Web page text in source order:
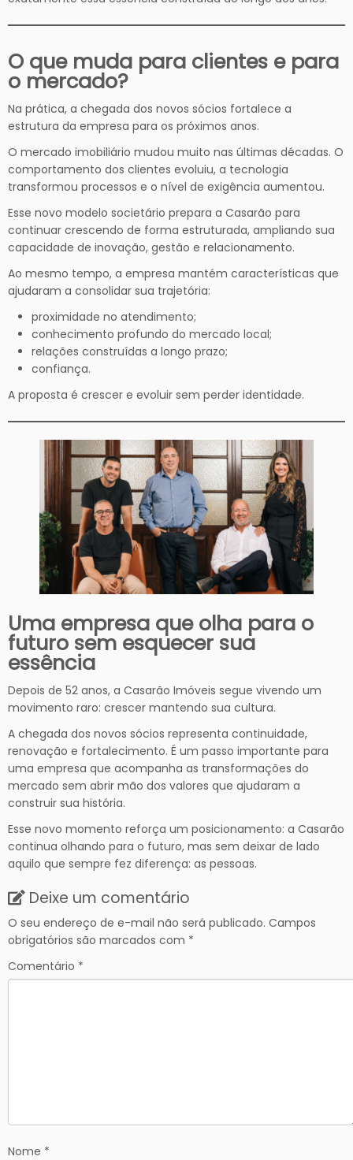
O que muda para clientes e para
o mercado?
Na prática, a chegada dos novos sócios fortalece a
estrutura da empresa para os próximos anos.
O mercado imobiliário mudou muito nas últimas décadas. O
comportamento dos clientes evoluiu, a tecnologia
transformou processos e o nível de exigência aumentou.
Esse novo modelo societário prepara a Casarão para
continuar crescendo de forma estruturada, ampliando sua
capacidade de inovação, gestão e relacionamento.
Ao mesmo tempo, a empresa mantém características que
ajudaram a consolidar sua trajetória:
proximidade no atendimento;
conhecimento profundo do mercado local;
relações construídas a longo prazo;
confiança.
A proposta é crescer e evoluir sem perder identidade.
Uma empresa que olha para o
futuro sem esquecer sua
essência
Depois de 52 anos, a Casarão Imóveis segue vivendo um
movimento raro: crescer mantendo sua cultura.
A chegada dos novos sócios representa continuidade,
renovação e fortalecimento. É um passo importante para
uma empresa que acompanha as transformações do
mercado sem abrir mão dos valores que ajudaram a
construir sua história.
Esse novo momento reforça um posicionamento: a Casarão
continua olhando para o futuro, mas sem deixar de lado
aquilo que sempre fez diferença: as pessoas.
Deixe um comentário
O seu endereço de e-mail não será publicado. Campos
obrigatórios são marcados com *
Comentário *
Nome *